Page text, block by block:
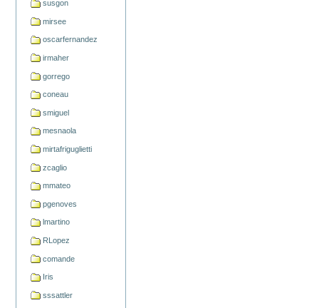
susgon
mirsee
oscarfernandez
irmaher
gorrego
coneau
smiguel
mesnaola
mirtafriguglietti
zcaglio
mmateo
pgenoves
lmartino
RLopez
comande
Iris
sssattler